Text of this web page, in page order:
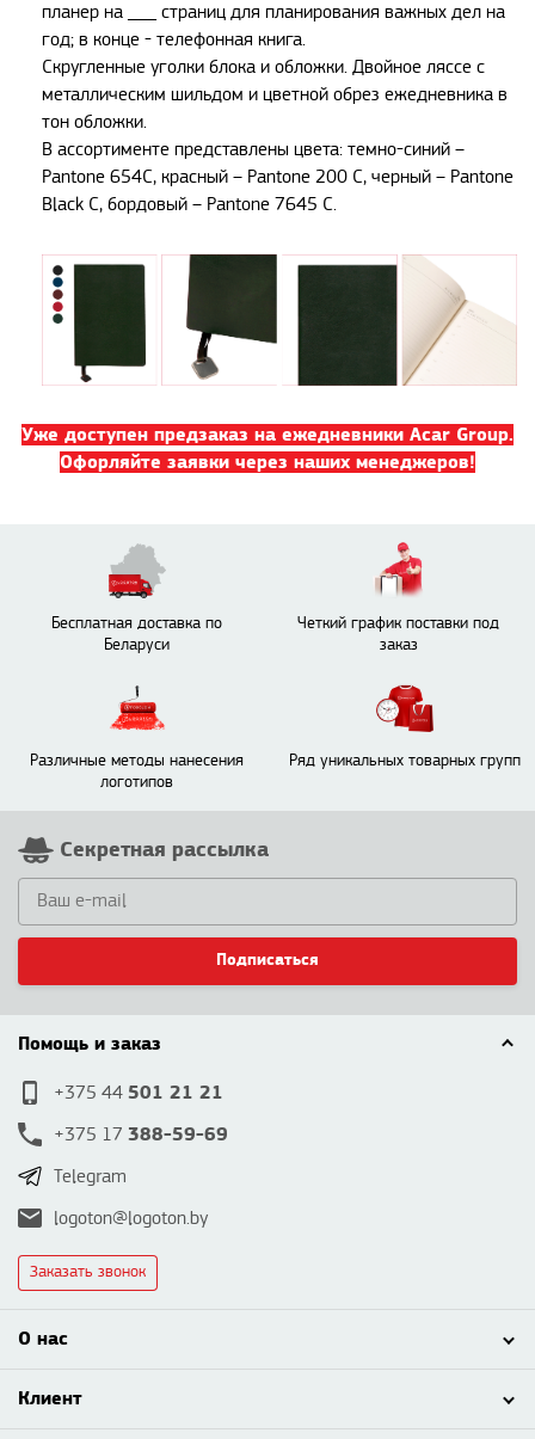
планер на ___ страниц для планирования важных дел на
год; в конце - телефонная книга.
Скругленные уголки блока и обложки. Двойное ляссе с
металлическим шильдом и цветной обрез ежедневника в
тон обложки.
В ассортименте представлены цвета: темно-синий –
Pantone 654C, красный – Pantone 200 C, черный – Pantone
Black C, бордовый – Pantone 7645 C.
Уже доступен предзаказ на ежедневники Acar Group.
Офорляйте заявки через наших менеджеров!
Бесплатная доставка по
Беларуси
Четкий график поставки под
заказ
Различные методы нанесения
логотипов
Ряд уникальных товарных групп
Секретная рассылка
Подписаться
Помощь и заказ
+375 44 501 21 21
+375 17 388-59-69
Telegram
logoton@logoton.by
Заказать звонок
О нас
Клиент